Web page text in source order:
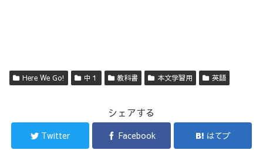
Here We Go! 中１ 教科書 本文学習用 英語
シェアする
Twitter Facebook はてブ